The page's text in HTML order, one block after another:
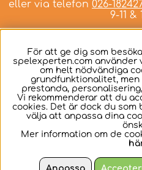
eller via telefon 026-
9-11 &
Svenska
För att ge dig som
spelexperten.com använder
om helt nödvändiga
grundfunktionalitet,
prestanda,
Vi rekommenderar att du
cookies. Det är dock du som
välja att anpassa dina
Mer information om de